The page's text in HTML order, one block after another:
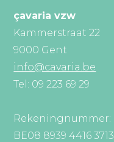
çavaria vzw
Kammerstraat 22
9000 Gent
info@cavaria.be
Tel: 09 223 69 29
Rekeningnummer:
BE08 8939 4416 3713